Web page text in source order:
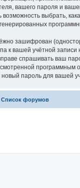
вашего пароля и
возможность выбрать,
зашифрован
к вашей учётной
спрашивать ваш
программным
новый пароль для вашей
Список форумов